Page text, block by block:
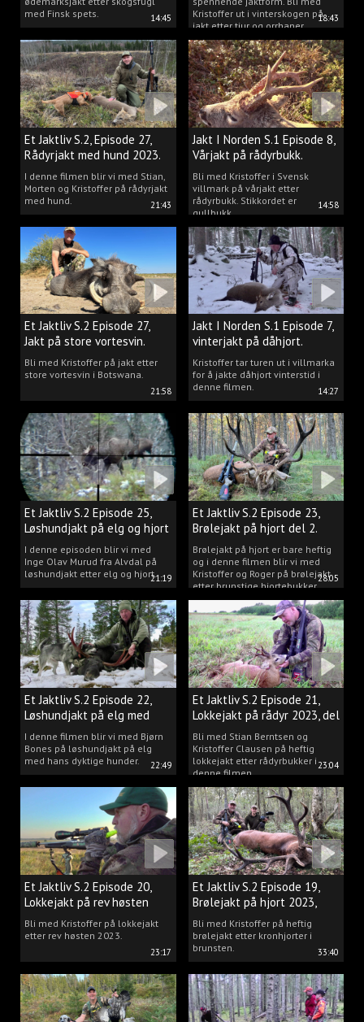
14:45
med Finsk spets.
18:43
Kristoffer ut i vinterskogen på
jakt etter tiur og orrhaner.
21:43
Et Jaktliv S.2, Episode 27,
Rådyrjakt med hund 2023.
I denne filmen blir vi med Stian,
Morten og Kristoffer på rådyrjakt
med hund.
14:58
Jakt I Norden S.1 Episode 8,
Vårjakt på rådyrbukk.
Bli med Kristoffer i Svensk
villmark på vårjakt etter
rådyrbukk. Stikkordet er
gullbukk.
21:58
Et Jaktliv S.2 Episode 27,
Jakt på store vortesvin.
Bli med Kristoffer på jakt etter
store vortesvin i Botswana.
14:27
Jakt I Norden S.1 Episode 7,
vinterjakt på dåhjort.
Kristoffer tar turen ut i villmarka
for å jakte dåhjort vinterstid i
denne filmen.
21:19
Et Jaktliv S.2 Episode 25,
Løshundjakt på elg og hjort
i Norge.
I denne episoden blir vi med
Inge Olav Murud fra Alvdal på
løshundjakt etter elg og hjort.
28:05
Et Jaktliv S.2 Episode 23,
Brølejakt på hjort del 2.
Brølejakt på hjort er bare heftig
og i denne filmen blir vi med
Kristoffer og Roger på brølejakt
etter brunstige hjortebukker.
22:49
Et Jaktliv S.2 Episode 22,
Løshundjakt på elg med
Bjørn Bones
I denne filmen blir vi med Bjørn
Bones på løshundjakt på elg
med hans dyktige hunder.
23:04
Et Jaktliv S.2 Episode 21,
Lokkejakt på rådyr 2023, del
3.
Bli med Stian Berntsen og
Kristoffer Clausen på heftig
lokkejakt etter rådyrbukker i
denne filmen.
23:17
Et Jaktliv S.2 Episode 20,
Lokkejakt på rev høsten
2023.
Bli med Kristoffer på lokkejakt
etter rev høsten 2023.
33:40
Et Jaktliv S.2 Episode 19,
Brølejakt på hjort 2023,
del.1
Bli med Kristoffer på heftig
brølejakt etter kronhjorter i
brunsten.